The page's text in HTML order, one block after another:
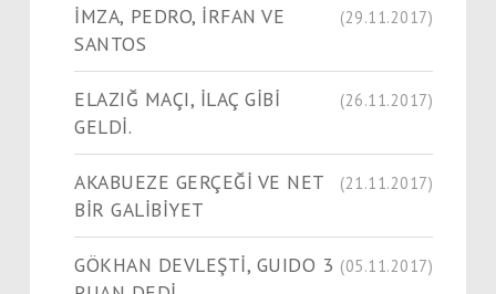
İMZA, PEDRO, İRFAN VE
SANTOS
(29.11.2017)
ELAZIĞ MAÇI, İLAÇ GİBİ
GELDİ.
(26.11.2017)
AKABUEZE GERÇEĞİ VE NET
BİR GALİBİYET
(21.11.2017)
GÖKHAN DEVLEŞTİ, GUIDO 3 (05.11.2017)